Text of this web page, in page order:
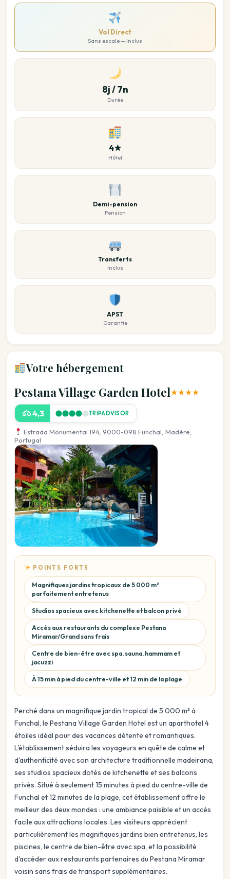
Vol Direct
Sans escale — Inclus
8j / 7n
Durée
4★
Hôtel
Demi-pension
Pension
Transferts
Inclus
APST
Garantie
Votre hébergement
Pestana Village Garden Hotel★★★★
4,3 TRIPADVISOR
Estrada Monumental 194, 9000-098 Funchal, Madère,
Portugal
POINTS FORTS
Magnifiques jardins tropicaux de 5 000 m²
parfaitement entretenus
Studios spacieux avec kitchenette et balcon privé
Accès aux restaurants du complexe Pestana
Miramar/Grand sans frais
Centre de bien-être avec spa, sauna, hammam et
jacuzzi
À 15 min à pied du centre-ville et 12 min de la plage
Perché dans un magnifique jardin tropical de 5 000 m² à
Funchal, le Pestana Village Garden Hotel est un aparthotel 4
étoiles idéal pour des vacances détente et romantiques.
L'établissement séduira les voyageurs en quête de calme et
d'authenticité avec son architecture traditionnelle madeirana,
ses studios spacieux dotés de kitchenette et ses balcons
privés. Situé à seulement 15 minutes à pied du centre-ville de
Funchal et 12 minutes de la plage, cet établissement offre le
meilleur des deux mondes : une ambiance paisible et un accès
facile aux attractions locales. Les visiteurs apprécient
particulièrement les magnifiques jardins bien entretenus, les
piscines, le centre de bien-être avec spa, et la possibilité
d'accéder aux restaurants partenaires du Pestana Miramar
voisin sans frais de transport supplémentaires.